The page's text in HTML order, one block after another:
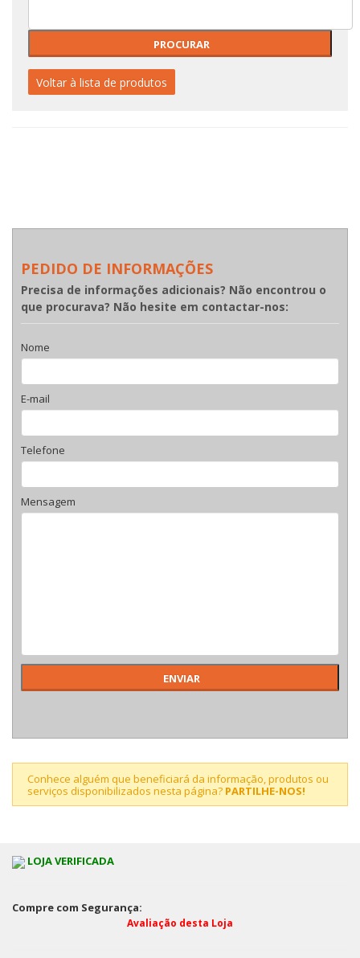
Voltar à lista de produtos
PEDIDO DE INFORMAÇÕES
Precisa de informações adicionais? Não encontrou o
que procurava? Não hesite em contactar-nos:
Nome
E-mail
Telefone
Mensagem
Conhece alguém que beneficiará da informação, produtos ou
serviços disponibilizados nesta página? PARTILHE-NOS!
LOJA VERIFICADA
Compre com Segurança:
Avaliação desta Loja